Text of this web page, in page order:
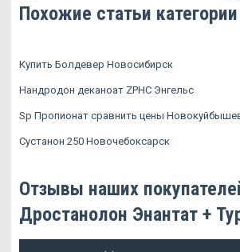
Похожие статьи категории
Купить Болдевер Новосибирск
Нандродон деканоат ZPHC Энгельс
Sp Пропионат сравнить цены
Сустанон 250 Новочебоксарск
Отзывы наших
Дростанолон Энантат +